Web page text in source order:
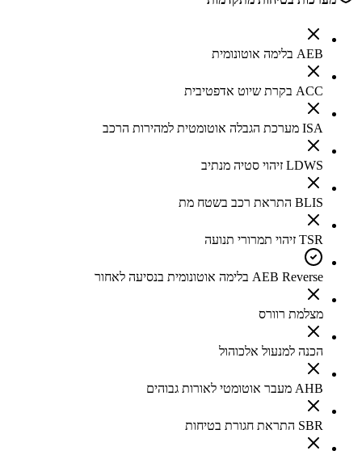
AEB בלימה אוטונומית
ACC בקרת שיוט אדפטיבית
ISA מערכת הגבלה אוטומטית למהירות הרכב
LDWS זיהוי סטיה מנתיב
BLIS התראת רכב בשטח מת
TSR זיהוי תמרורי תנועה
AEB Reverse בלימה אוטונומית בנסיעה לאחור
מצלמת רוורס
הכנה למנעול אלכוהול
AHB מעבר אוטומטי לאורות גבוהים
SBR התראת חגורת בטיחות